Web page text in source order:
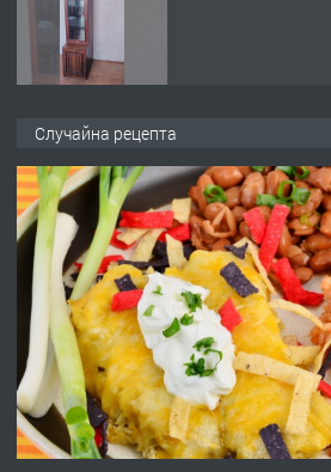
ПРЕДЛАГА
със
ПРЕДЛАГА
Професионална
Случайна рецепта